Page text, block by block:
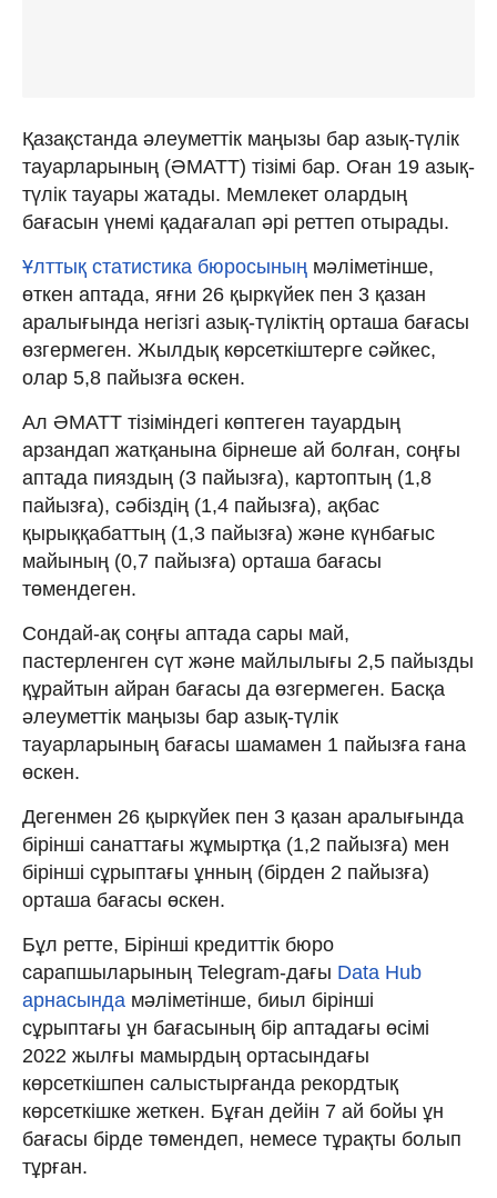
Қазақстанда әлеуметтік маңызы бар азық-түлік
тауарларының (ӘМАТТ) тізімі бар. Оған 19 азық-
түлік тауары жатады. Мемлекет олардың
бағасын үнемі қадағалап әрі реттеп отырады.
Ұлттық статистика бюросының мәліметінше,
өткен аптада, яғни 26 қыркүйек пен 3 қазан
аралығында негізгі азық-түліктің орташа бағасы
өзгермеген. Жылдық көрсеткіштерге сәйкес,
олар 5,8 пайызға өскен.
Ал ӘМАТТ тізіміндегі көптеген тауардың
арзандап жатқанына бірнеше ай болған, соңғы
аптада пияздың (3 пайызға), картоптың (1,8
пайызға), сәбіздің (1,4 пайызға), ақбас
қырыққабаттың (1,3 пайызға) және күнбағыс
майының (0,7 пайызға) орташа бағасы
төмендеген.
Сондай-ақ соңғы аптада сары май,
пастерленген сүт және майлылығы 2,5 пайызды
құрайтын айран бағасы да өзгермеген. Басқа
әлеуметтік маңызы бар азық-түлік
тауарларының бағасы шамамен 1 пайызға ғана
өскен.
Дегенмен 26 қыркүйек пен 3 қазан аралығында
бірінші санаттағы жұмыртқа (1,2 пайызға) мен
бірінші сұрыптағы ұнның (бірден 2 пайызға)
орташа бағасы өскен.
Бұл ретте, Бірінші кредиттік бюро
сарапшыларының Telegram-дағы Data Hub
арнасында мәліметінше, биыл бірінші
сұрыптағы ұн бағасының бір аптадағы өсімі
2022 жылғы мамырдың ортасындағы
көрсеткішпен салыстырғанда рекордтық
көрсеткішке жеткен. Бұған дейін 7 ай бойы ұн
бағасы бірде төмендеп, немесе тұрақты болып
тұрған.